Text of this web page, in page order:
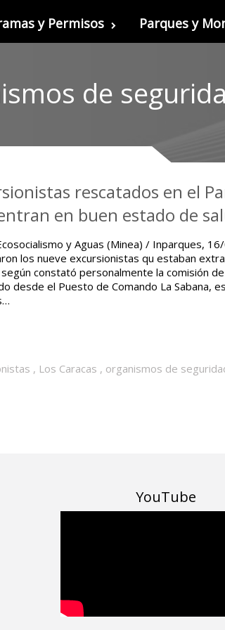
y Permisos Parques y
de
rescatados en el
en buen estado de
y Aguas (Minea) / Inparques,
los nueve excursionistas qu estaban
según constató personalmente la comisión
desde el Puesto de Comando La Sabana,
, Los Caracas , organismos de
YouTube